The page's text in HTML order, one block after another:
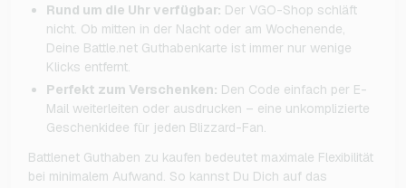
Rund um die Uhr verfügbar: Der VGO-Shop schläft
nicht. Ob mitten in der Nacht oder am Wochenende,
Deine Battle.net Guthabenkarte ist immer nur wenige
Klicks entfernt.
Perfekt zum Verschenken: Den Code einfach per E-
Mail weiterleiten oder ausdrucken – eine unkomplizierte
Geschenkidee für jeden Blizzard-Fan.
Battlenet Guthaben zu kaufen bedeutet maximale Flexibilität
bei minimalem Aufwand. So kannst Du Dich auf das